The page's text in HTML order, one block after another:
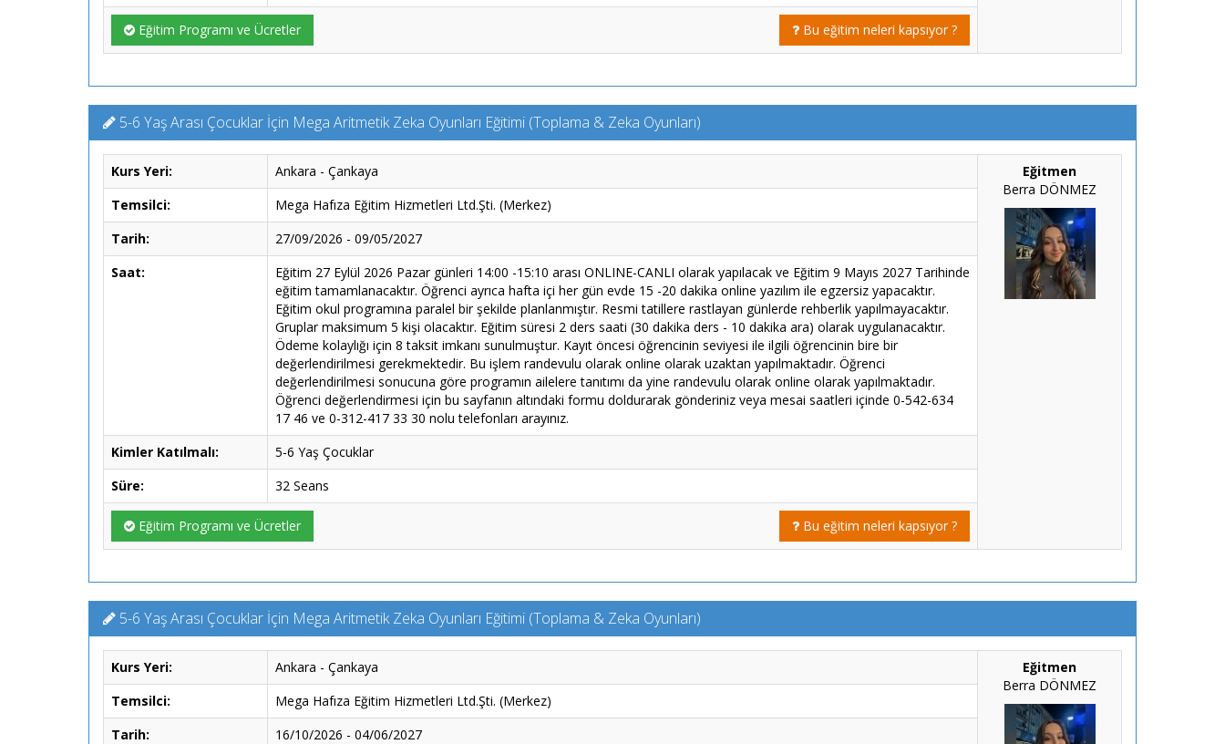
Eğitim Programı ve Ücretler Bu eğitim neleri kapsıyor ?
5-6 Yaş Arası Çocuklar İçin Mega Aritmetik Zeka Oyunları Eğitimi (Toplama & Zeka Oyunları)
Kurs Yeri: Ankara - Çankaya
Eğitmen
Berra DÖNMEZ
Temsilci:
Mega Hafıza Eğitim Hizmetleri Ltd.Şti. (Merkez)
Tarih:
27/09/2026 - 09/05/2027
Saat:
Eğitim 27 Eylül 2026 Pazar günleri 14:00 -15:10 arası ONLINE-CANLI olarak yapılacak ve Eğitim 9 Mayıs 2027 Tarihinde
eğitim tamamlanacaktır. Öğrenci ayrıca hafta içi her gün evde 15 -20 dakika online yazılım ile egzersiz yapacaktır.
Eğitim okul programına paralel bir şekilde planlanmıştır. Resmi tatillere rastlayan günlerde rehberlik yapılmayacaktır.
Gruplar maksimum 5 kişi olacaktır. Eğitim süresi 2 ders saati (30 dakika ders - 10 dakika ara) olarak uygulanacaktır.
Ödeme kolaylığı için 8 taksit imkanı sunulmuştur. Kayıt öncesi öğrencinin seviyesi ile ilgili öğrencinin bire bir
değerlendirilmesi gerekmektedir. Bu işlem randevulu olarak online olarak uzaktan yapılmaktadır. Öğrenci
değerlendirilmesi sonucuna göre programın ailelere tanıtımı da yine randevulu olarak online olarak yapılmaktadır.
Öğrenci değerlendirmesi için bu sayfanın altındaki formu doldurarak gönderiniz veya mesai saatleri içinde 0-542-634
17 46 ve 0-312-417 33 30 nolu telefonları arayınız.
Kimler Katılmalı:
5-6 Yaş Çocuklar
Süre:
32 Seans
Eğitim Programı ve Ücretler Bu eğitim neleri kapsıyor ?
5-6 Yaş Arası Çocuklar İçin Mega Aritmetik Zeka Oyunları Eğitimi (Toplama & Zeka Oyunları)
Kurs Yeri: Ankara - Çankaya
Eğitmen
Berra DÖNMEZ
Temsilci:
Mega Hafıza Eğitim Hizmetleri Ltd.Şti. (Merkez)
Tarih:
16/10/2026 - 04/06/2027